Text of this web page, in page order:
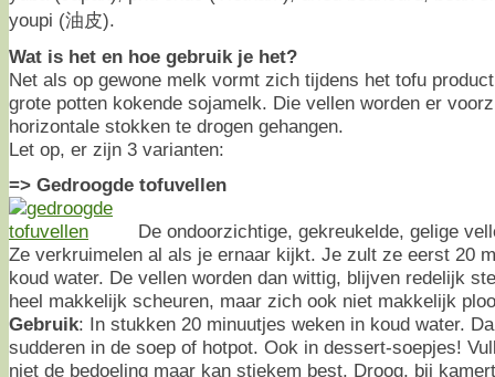
youpi (油皮).
Wat is het en hoe gebruik je het?
Net als op gewone melk vormt zich tijdens het tofu
grote potten kokende sojamelk. Die vellen worden er
horizontale stokken te drogen gehangen.
Let op, er zijn 3 varianten:
=> Gedroogde tofuvellen
De ondoorzichtige, gekreukelde, gelige
Ze verkruimelen al als je ernaar kijkt. Je zult ze eerst 20
koud water. De vellen worden dan wittig, blijven redelijk
heel makkelijk scheuren, maar zich ook niet makkelijk
Gebruik: In stukken 20 minuutjes weken in koud water.
sudderen in de soep of hotpot. Ook in dessert-soepjes!
niet de bedoeling maar kan stiekem best. Droog, bij